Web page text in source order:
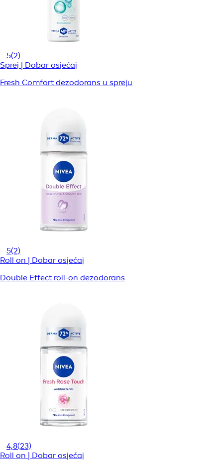
5(2)
Sprej | Dobar osjećaj
Fresh Comfort dezodorans u spreju
5(2)
Roll on | Dobar osjećaj
Double Effect roll-on dezodorans
4,8(23)
Roll on | Dobar osjećaj